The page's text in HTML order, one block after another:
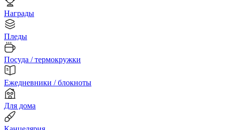
Награды
Пледы
Посуда / термокружки
Ежедневники / блокноты
Для дома